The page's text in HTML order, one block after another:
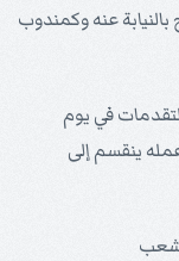
عنه وكمندوب
في يوم
ينقسم إلى